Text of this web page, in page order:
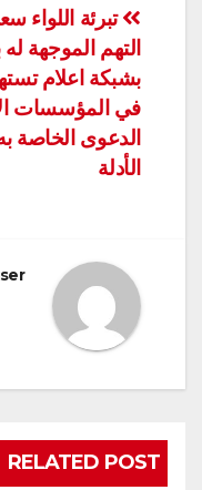
تصفّح
المقالات
تبرئة اللواء
التهم الموجهة
بشبكة اعلام
في المؤسسات
الدعوى الخاصة
الأدلة
RELATED POST